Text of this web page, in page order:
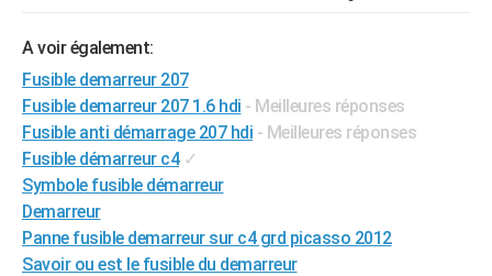
A voir également:
Fusible demarreur 207
Fusible demarreur 207 1.6 hdi - Meilleures réponses
Fusible anti démarrage 207 hdi - Meilleures réponses
Fusible démarreur c4 ✓
Symbole fusible démarreur
Demarreur
Panne fusible demarreur sur c4 grd picasso 2012
Savoir ou est le fusible du demarreur